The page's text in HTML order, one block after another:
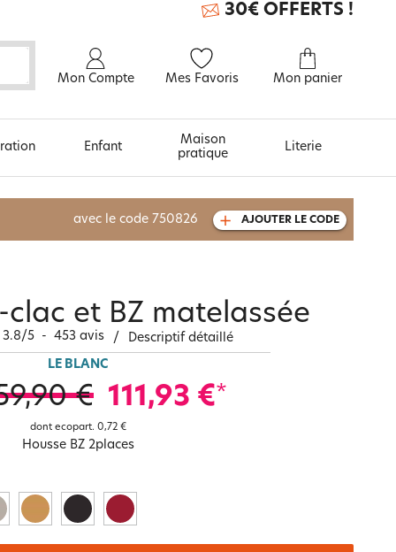
Mon Compte Mes Favoris Mon panier
30€ OFFERTS !
et
À découvrir aussi
Carte cadeau
Notre marque Lauréat
Enfant
Maison
pratique
Literie
avec le code 750826 AJOUTER LE CODE
clac et BZ matelassée
3.8/5 - 453 avis / Descriptif détaillé
LE BLANC
€ 111,93 €*
dont ecopart. 0,72 €
Housse BZ 2places